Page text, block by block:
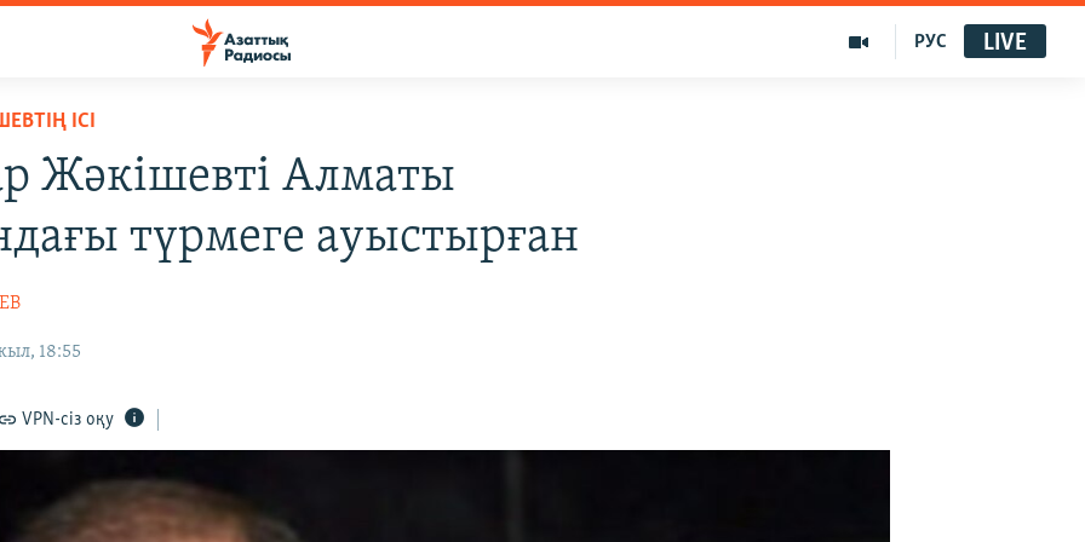
РУС LIVE
ІСІ
Жәкішевті Алматы
түрмеге ауыстырған
18:55
VPN-сіз оқу